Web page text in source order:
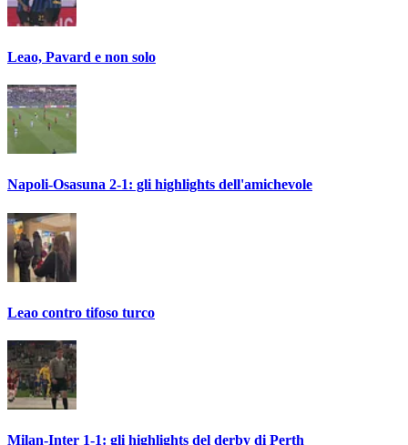
Leao, Pavard e non solo
Napoli-Osasuna 2-1: gli highlights dell'amichevole
Leao contro tifoso turco
Milan-Inter 1-1: gli highlights del derby di Perth